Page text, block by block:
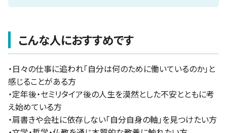
こんな人におすすめです
・日々の仕事に追われ「自分は何のために働いているのか」と
感じることがある方
・定年後・セミリタイア後の人生を漠然とした不安とともに考
え始めている方
・肩書きや会社に依存しない「自分自身の軸」を見つけたい方